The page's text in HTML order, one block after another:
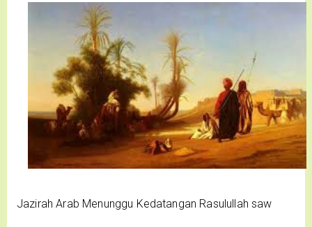
Jazirah Arab Menunggu Kedatangan Rasulullah saw